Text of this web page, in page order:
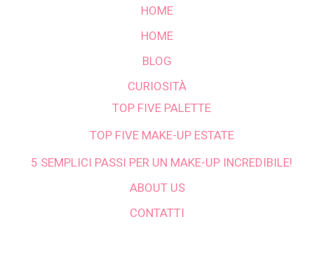
HOME
HOME
BLOG
CURIOSITÀ
TOP FIVE PALETTE
TOP FIVE MAKE-UP ESTATE
5 SEMPLICI PASSI PER UN MAKE-UP INCREDIBILE!
ABOUT US
CONTATTI